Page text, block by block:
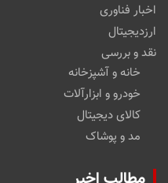
اخبار فناوری
ارزدیجیتال
نقد و بررسی
خانه و آشپزخانه
خودرو و ابزارآلات
کالای دیجیتال
مد و پوشاک